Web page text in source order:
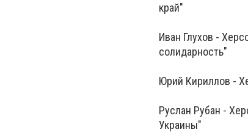
край"
Иван Глухов -
солидарность"
Юрий Кириллов -
Руслан Рубан -
Украины"